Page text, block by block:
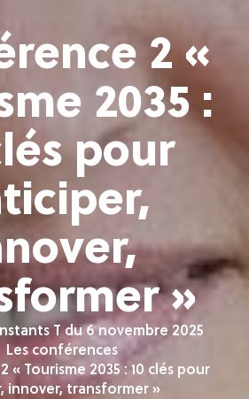
2 «
2035 :
pour
»
T du 6 novembre 2025
Les conférences
« Tourisme 2035 : 10 clés pour
innover, transformer »